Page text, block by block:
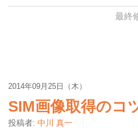
最終
2014年09月25日（木）
SIM画像取得のコ
投稿者: 中川 真一